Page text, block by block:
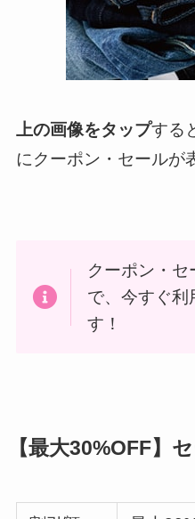
上の画像をタップする
にクーポン・セールが
クーポン・
で、今すぐ利
す！
【最大30%OFF】